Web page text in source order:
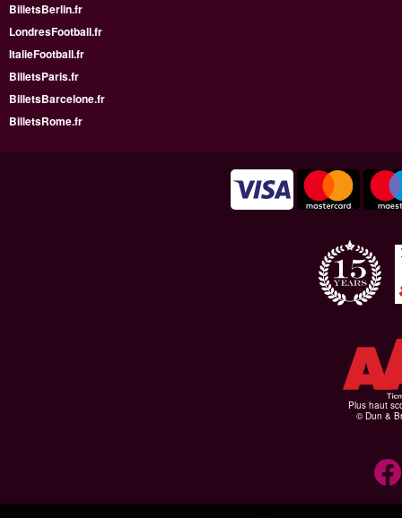
BilletsBerlin.fr
LondresFootball.fr
ItalieFootball.fr
BilletsParis.fr
BilletsBarcelone.fr
BilletsRome.fr
Plus haut
© Dun &